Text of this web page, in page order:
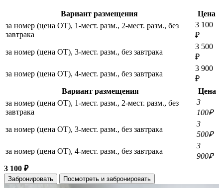
Вариант размещения
Цена
за номер (цена ОТ), 1-мест. разм., 2-мест. разм., без
завтрака
3 100
₽
за номер (цена ОТ), 3-мест. разм., без завтрака
3 500
₽
за номер (цена ОТ), 4-мест. разм., без завтрака
3 900
₽
Вариант размещения
Цена
за номер (цена ОТ), 1-мест. разм., 2-мест. разм., без
завтрака
3
100₽
за номер (цена ОТ), 3-мест. разм., без завтрака
3
500₽
за номер (цена ОТ), 4-мест. разм., без завтрака
3
900₽
3 100 ₽
Забронировать Посмотреть и забронировать